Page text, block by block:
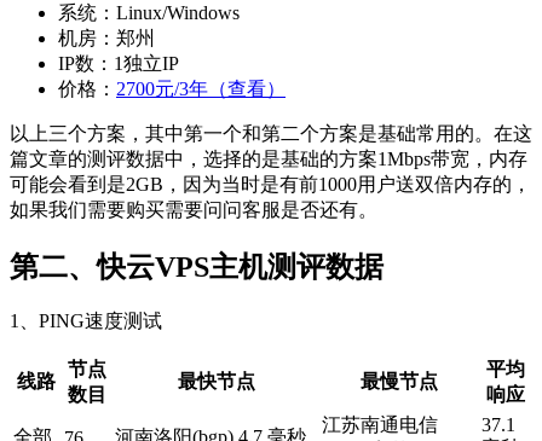
系统：Linux/Windows
机房：郑州
IP数：1独立IP
价格： 2700元/3年（查看）
以上三个方案，其中第一个和第二个方案是基础常用的。在这
篇文章的测评数据中，选择的是基础的方案1Mbps带宽，内存
可能会看到是2GB，因为当时是有前1000用户送双倍内存的，
如果我们需要购买需要问问客服是否还有。
第二、快云VPS主机测评数据
1、PING速度测试
线路
节点
数目
最快节点 最慢节点
平均
响应
江苏南通电信
37.1